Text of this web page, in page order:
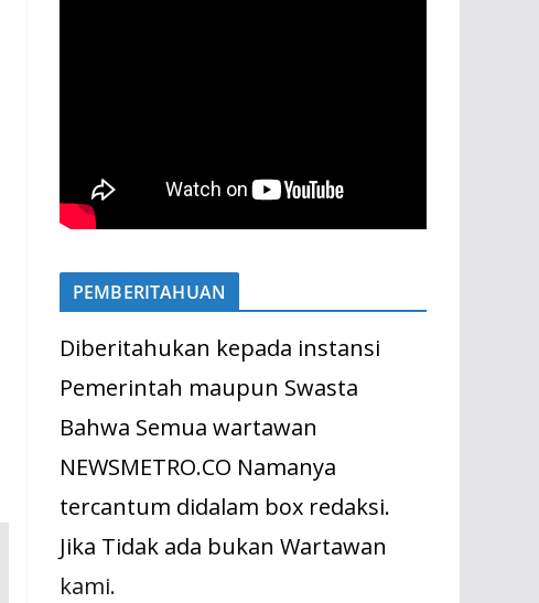
PEMBERITAHUAN
Diberitahukan kepada instansi
Pemerintah maupun Swasta
Bahwa Semua wartawan
NEWSMETRO.CO Namanya
tercantum didalam box redaksi.
Jika Tidak ada bukan Wartawan
kami.